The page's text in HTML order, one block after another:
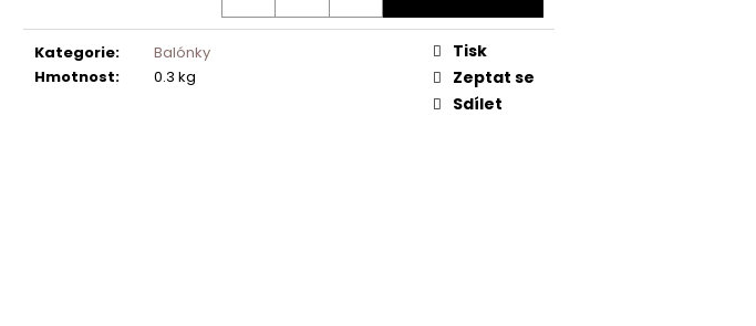
Kategorie:
Balónky
Hmotnost: 0.3 kg
Tisk
Zeptat se
Sdílet